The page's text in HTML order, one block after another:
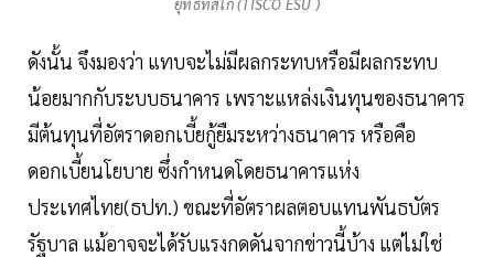
ดังนั้น จึงมองว่า แทบจะไม่มีผลกระทบหรือมีผลกระทบ
น้อยมากกับระบบธนาคาร เพราะแหล่งเงินทุนของธนาคาร
มีต้นทุนที่อัตราดอกเบี้ยกู้ยืมระหว่างธนาคาร หรือคือ
ดอกเบี้ยนโยบาย ซึ่งกำหนดโดยธนาคารแห่ง
ประเทศไทย(ธปท.) ขณะที่อัตราผลตอบแทนพันธบัตร
รัฐบาล แม้อาจจะได้รับแรงกดดันจากข่าวนี้บ้าง แต่ไม่ใช่